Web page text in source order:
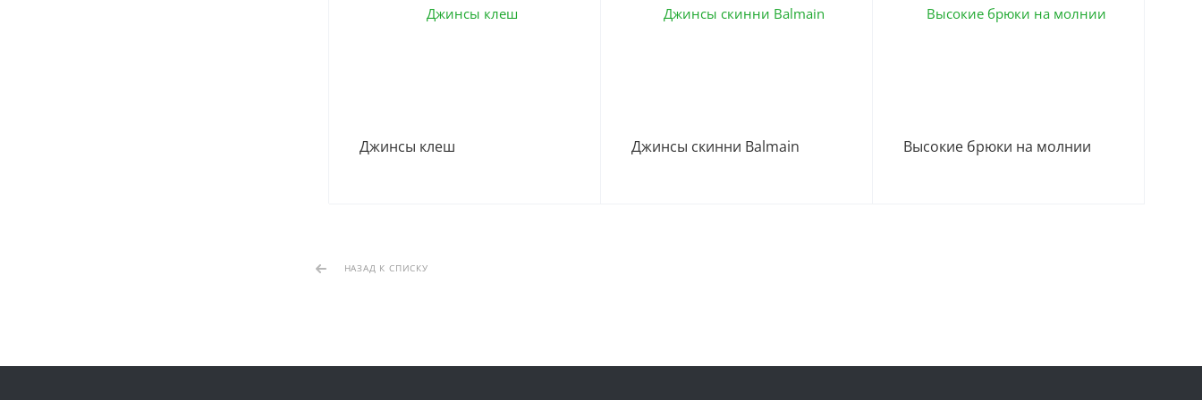
Джинсы клеш Джинсы скинни Balmain Высокие брюки на молнии
НАЗАД К СПИСКУ